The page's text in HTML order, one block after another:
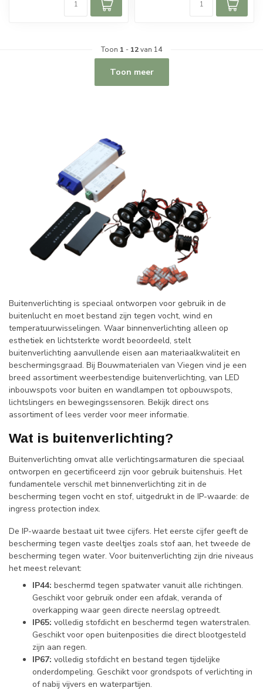
Toon 1 - 12van 14
Toon meer
Buitenverlichting is speciaal ontworpen voor gebruik in de
buitenlucht en moet bestand zijn tegen vocht, wind en
temperatuurwisselingen. Waar binnenverlichting alleen op
esthetiek en lichtsterkte wordt beoordeeld, stelt
buitenverlichting aanvullende eisen aan materiaalkwaliteit en
beschermingsgraad. Bij Bouwmaterialen van Viegen vind je een
breed assortiment weerbestendige buitenverlichting, van LED
inbouwspots voor buiten en wandlampen tot opbouwspots,
lichtslingers en bewegingssensoren. Bekijk direct ons
assortiment of lees verder voor meer informatie.
Wat is buitenverlichting?
Buitenverlichting omvat alle verlichtingsarmaturen die speciaal
ontworpen en gecertificeerd zijn voor gebruik buitenshuis. Het
fundamentele verschil met binnenverlichting zit in de
bescherming tegen vocht en stof, uitgedrukt in de IP-waarde: de
ingress protection index.
De IP-waarde bestaat uit twee cijfers. Het eerste cijfer geeft de
bescherming tegen vaste deeltjes zoals stof aan, het tweede de
bescherming tegen water. Voor buitenverlichting zijn drie niveaus
het meest relevant:
IP44: beschermd tegen spatwater vanuit alle richtingen.
Geschikt voor gebruik onder een afdak, veranda of
overkapping waar geen directe neerslag optreedt.
IP65: volledig stofdicht en beschermd tegen waterstralen.
Geschikt voor open buitenposities die direct blootgesteld
zijn aan regen.
IP67: volledig stofdicht en bestand tegen tijdelijke
onderdompeling. Geschikt voor grondspots of verlichting in
of nabij vijvers en waterpartijen.